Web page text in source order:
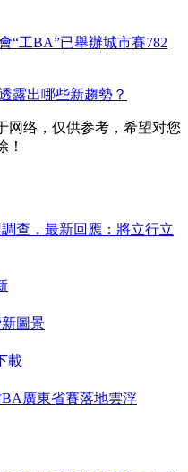
“工BA”已舉辦城市賽782
露出哪些新趨勢？
网络，仅供参考，希望对您
！
查，最新回應：將立行立
圖景
載
廣東省賽落地雲浮